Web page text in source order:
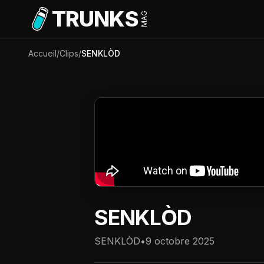
Aller au contenu principal
TRUNKSMAG
Accueil/Clips/SENKLÒD
SENKLÒD
SENKLÒD•9 octobre 2025